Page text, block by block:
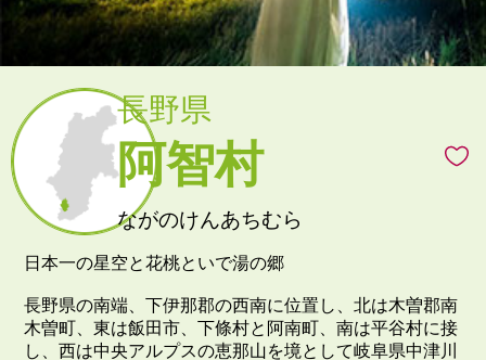
長野県
阿智村
ながのけんあちむら
日本一の星空と花桃といで湯の郷
長野県の南端、下伊那郡の西南に位置し、北は木曽郡南
木曽町、東は飯田市、下條村と阿南町、南は平谷村に接
し、西は中央アルプスの恵那山を境として岐阜県中津川